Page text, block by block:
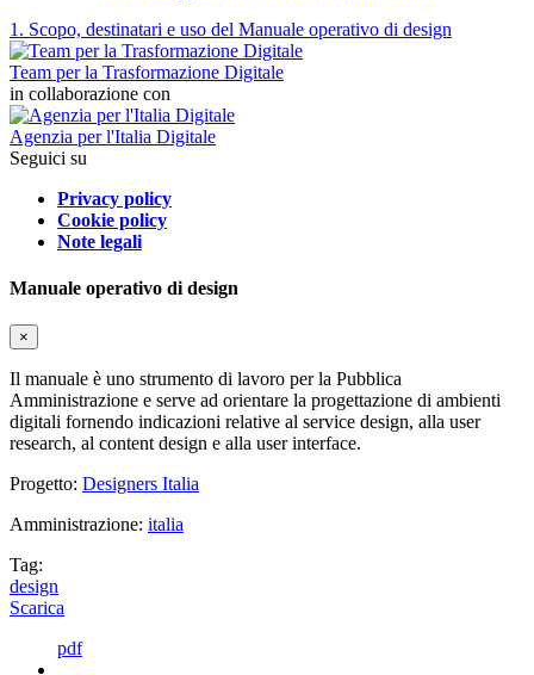
1. Scopo, destinatari e uso del Manuale operativo di design
Team per la Trasformazione Digitale
in collaborazione con
Agenzia per l'Italia Digitale
Seguici su
Privacy policy
Cookie policy
Note legali
Manuale operativo di design
×
Il manuale è uno strumento di lavoro per la Pubblica
Amministrazione e serve ad orientare la progettazione di ambienti
digitali fornendo indicazioni relative al service design, alla user
research, al content design e alla user interface.
Progetto: Designers Italia
Amministrazione: italia
Tag:
design
Scarica
pdf